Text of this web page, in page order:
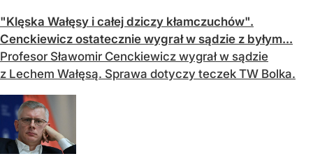
"Klęska Wałęsy i całej dziczy kłamczuchów".
Cenckiewicz ostatecznie wygrał w sądzie z byłym...
Profesor Sławomir Cenckiewicz wygrał w sądzie
z Lechem Wałęsą. Sprawa dotyczy teczek TW Bolka.